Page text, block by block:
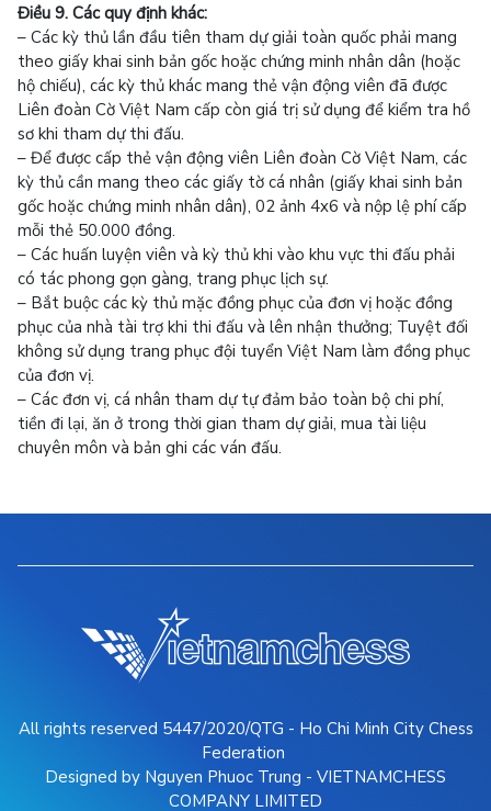
Điều 9. Các quy định khác:
– Các kỳ thủ lần đầu tiên tham dự giải toàn quốc phải mang
theo giấy khai sinh bản gốc hoặc chứng minh nhân dân (hoặc
hộ chiếu), các kỳ thủ khác mang thẻ vận động viên đã được
Liên đoàn Cờ Việt Nam cấp còn giá trị sử dụng để kiểm tra hồ
sơ khi tham dự thi đấu.
– Để được cấp thẻ vận động viên Liên đoàn Cờ Việt Nam, các
kỳ thủ cần mang theo các giấy tờ cá nhân (giấy khai sinh bản
gốc hoặc chứng minh nhân dân), 02 ảnh 4x6 và nộp lệ phí cấp
mỗi thẻ 50.000 đồng.
– Các huấn luyện viên và kỳ thủ khi vào khu vực thi đấu phải
có tác phong gọn gàng, trang phục lịch sự.
– Bắt buộc các kỳ thủ mặc đồng phục của đơn vị hoặc đồng
phục của nhà tài trợ khi thi đấu và lên nhận thưởng; Tuyệt đối
không sử dụng trang phục đội tuyển Việt Nam làm đồng phục
của đơn vị.
– Các đơn vị, cá nhân tham dự tự đảm bảo toàn bộ chi phí,
tiền đi lại, ăn ở trong thời gian tham dự giải, mua tài liệu
chuyên môn và bản ghi các ván đấu.
All rights reserved 5447/2020/QTG - Ho Chi Minh City Chess
Federation
Designed by Nguyen Phuoc Trung - VIETNAMCHESS
COMPANY LIMITED